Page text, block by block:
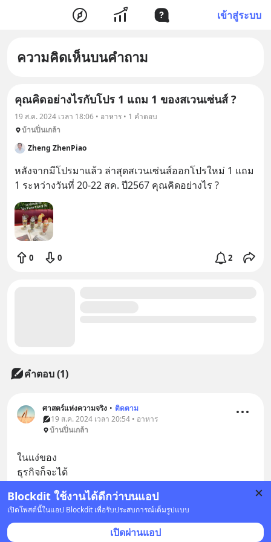
เข้าสู่ระบบ
ความคิดเห็นบนคำถาม
Blockdit ใช้งานได้ดีกว่าบนแอป
เปิดโพสต์นี้ในแอป Blockdit เพื่อรับประสบการณ์เต็มรูปแบบ
เปิดผ่านแอป
คุณคิดอย่างไรกับโปร 1 แถม 1 ของสเวนเซ่นส์ ?
19 ส.ค. 2024 เวลา 18:06 • อาหาร • 1 คำตอบ
บ้านปิ่นเกล้า
Zheng ZhenPiao
หลังจากมีโปรมาแล้ว ล่าสุดสเวนเซ่นส์ออกโปรใหม่ 1 แถม
1 ระหว่างวันที่ 20-22 สค. ปี2567 คุณคิดอย่างไร ?
0 0 2
คำตอบ (1)
ศาสตร์แห่งความจริง • ติดตาม
19 ส.ค. 2024 เวลา 20:54 • อาหาร
บ้านปิ่นเกล้า
ในแง่ของ
ธุรกิจก็จะได้
ให้มากขึ้นแต่สำหรับ... ดูเพิ่มเติม
บันทึก